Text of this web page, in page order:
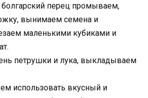
перец промываем,
вынимаем семена и
маленькими кубиками и
петрушки и лука, выкладываем
использовать вкусный и